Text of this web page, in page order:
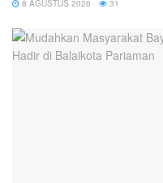
8 AGUSTUS 2026 31